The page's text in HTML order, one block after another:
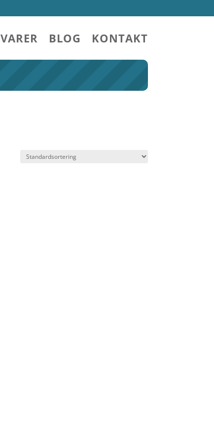
VARER BLOG KONTAKT